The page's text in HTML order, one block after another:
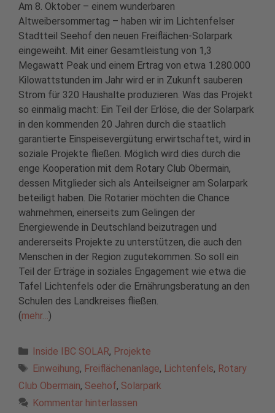
Am 8. Oktober – einem wunderbaren
Altweibersommertag – haben wir im Lichtenfelser
Stadtteil Seehof den neuen Freiflächen-Solarpark
eingeweiht. Mit einer Gesamtleistung von 1,3
Megawatt Peak und einem Ertrag von etwa 1.280.000
Kilowattstunden im Jahr wird er in Zukunft sauberen
Strom für 320 Haushalte produzieren. Was das Projekt
so einmalig macht: Ein Teil der Erlöse, die der Solarpark
in den kommenden 20 Jahren durch die staatlich
garantierte Einspeisevergütung erwirtschaftet, wird in
soziale Projekte fließen. Möglich wird dies durch die
enge Kooperation mit dem Rotary Club Obermain,
dessen Mitglieder sich als Anteilseigner am Solarpark
beteiligt haben. Die Rotarier möchten die Chance
wahrnehmen, einerseits zum Gelingen der
Energiewende in Deutschland beizutragen und
andererseits Projekte zu unterstützen, die auch den
Menschen in der Region zugutekommen. So soll ein
Teil der Erträge in soziales Engagement wie etwa die
Tafel Lichtenfels oder die Ernährungsberatung an den
Schulen des Landkreises fließen.
(mehr…)
Kategorien
Inside IBC SOLAR, Projekte
Schlagwörter
Einweihung, Freiflächenanlage, Lichtenfels, Rotary
Club Obermain, Seehof, Solarpark
Kommentar hinterlassen